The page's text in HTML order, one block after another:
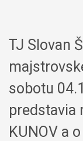
TJ Slovan
sobotu
predstavia
KUNOV a